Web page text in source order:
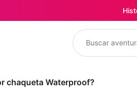
Buscar
chaqueta Waterproof?